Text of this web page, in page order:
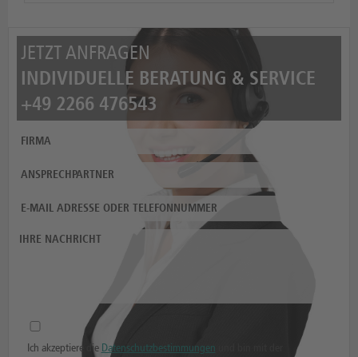
JETZT ANFRAGEN
INDIVIDUELLE BERATUNG & SERVICE
+49 2266 476543
Ich akzeptiere die Datenschutzbestimmungen